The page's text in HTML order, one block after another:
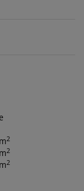
2
2
2